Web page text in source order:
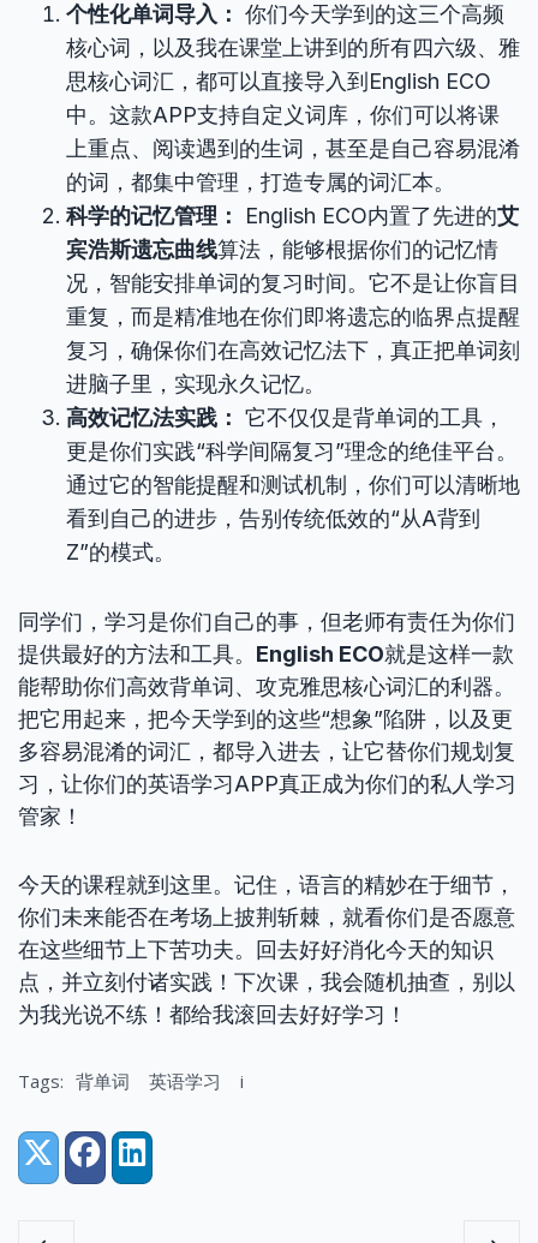
个性化单词导入： 你们今天学到的这三个高频
核心词，以及我在课堂上讲到的所有四六级、雅
思核心词汇，都可以直接导入到English ECO
中。这款APP支持自定义词库，你们可以将课
上重点、阅读遇到的生词，甚至是自己容易混淆
的词，都集中管理，打造专属的词汇本。
科学的记忆管理：
English ECO内置了先进的艾
宾浩斯遗忘曲线算法，能够根据你们的记忆情
况，智能安排单词的复习时间。它不是让你盲目
重复，而是精准地在你们即将遗忘的临界点提醒
复习，确保你们在高效记忆法下，真正把单词刻
进脑子里，实现永久记忆。
高效记忆法实践： 它不仅仅是背单词的工具，
更是你们实践“科学间隔复习”理念的绝佳平台。
通过它的智能提醒和测试机制，你们可以清晰地
看到自己的进步，告别传统低效的“从A背到
Z”的模式。
同学们，学习是你们自己的事，但老师有责任为你们
提供最好的方法和工具。 English ECO就是这样一款
能帮助你们高效背单词、攻克雅思核心词汇的利器。
把它用起来，把今天学到的这些“想象”陷阱，以及更
多容易混淆的词汇，都导入进去，让它替你们规划复
习，让你们的英语学习APP真正成为你们的私人学习
管家！
今天的课程就到这里。记住，语言的精妙在于细节，
你们未来能否在考场上披荆斩棘，就看你们是否愿意
在这些细节上下苦功夫。回去好好消化今天的知识
点，并立刻付诸实践！下次课，我会随机抽查，别以
为我光说不练！都给我滚回去好好学习！
Tags: 背单词 英语学习 i
Share:
X (Twitter)
FacebookLinkedIn